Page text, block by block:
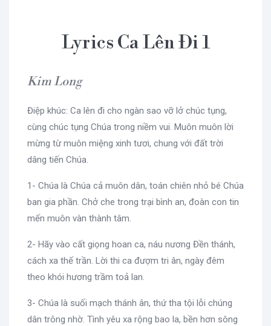
Lyrics Ca Lên Đi 1
Kim Long
Điệp khúc: Ca lên đi cho ngàn sao vỡ lở chúc tụng,
cùng chúc tụng Chúa trong niềm vui. Muôn muôn lời
mừng từ muôn miệng xinh tươi, chung với đất trời
dâng tiến Chúa.
1- Chúa là Chúa cả muôn dân, toán chiên nhỏ bé Chúa
ban gia phần. Chở che trong trại bình an, đoàn con tin
mến muôn vàn thành tâm.
2- Hãy vào cất giọng hoan ca, náu nương Đền thánh,
cách xa thế trần. Lời thi ca đượm tri ân, ngày đêm
theo khói hương trầm toả lan.
3- Chúa là suối mạch thánh ân, thứ tha tội lỗi chúng
dân trông nhờ. Tình yêu xa rộng bao la, bền hơn sông